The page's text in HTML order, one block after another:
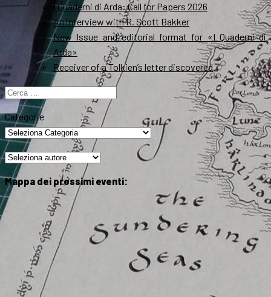
I Quaderni di Arda: Call for Papers 2026
An interview with R. Scott Bakker
New Issue and editorial format for «I Quaderni di
Arda»
Receiver of a Tolkien’s letter discovered
Ricerca
per:
Categorie
Mappa dei prossimi eventi: